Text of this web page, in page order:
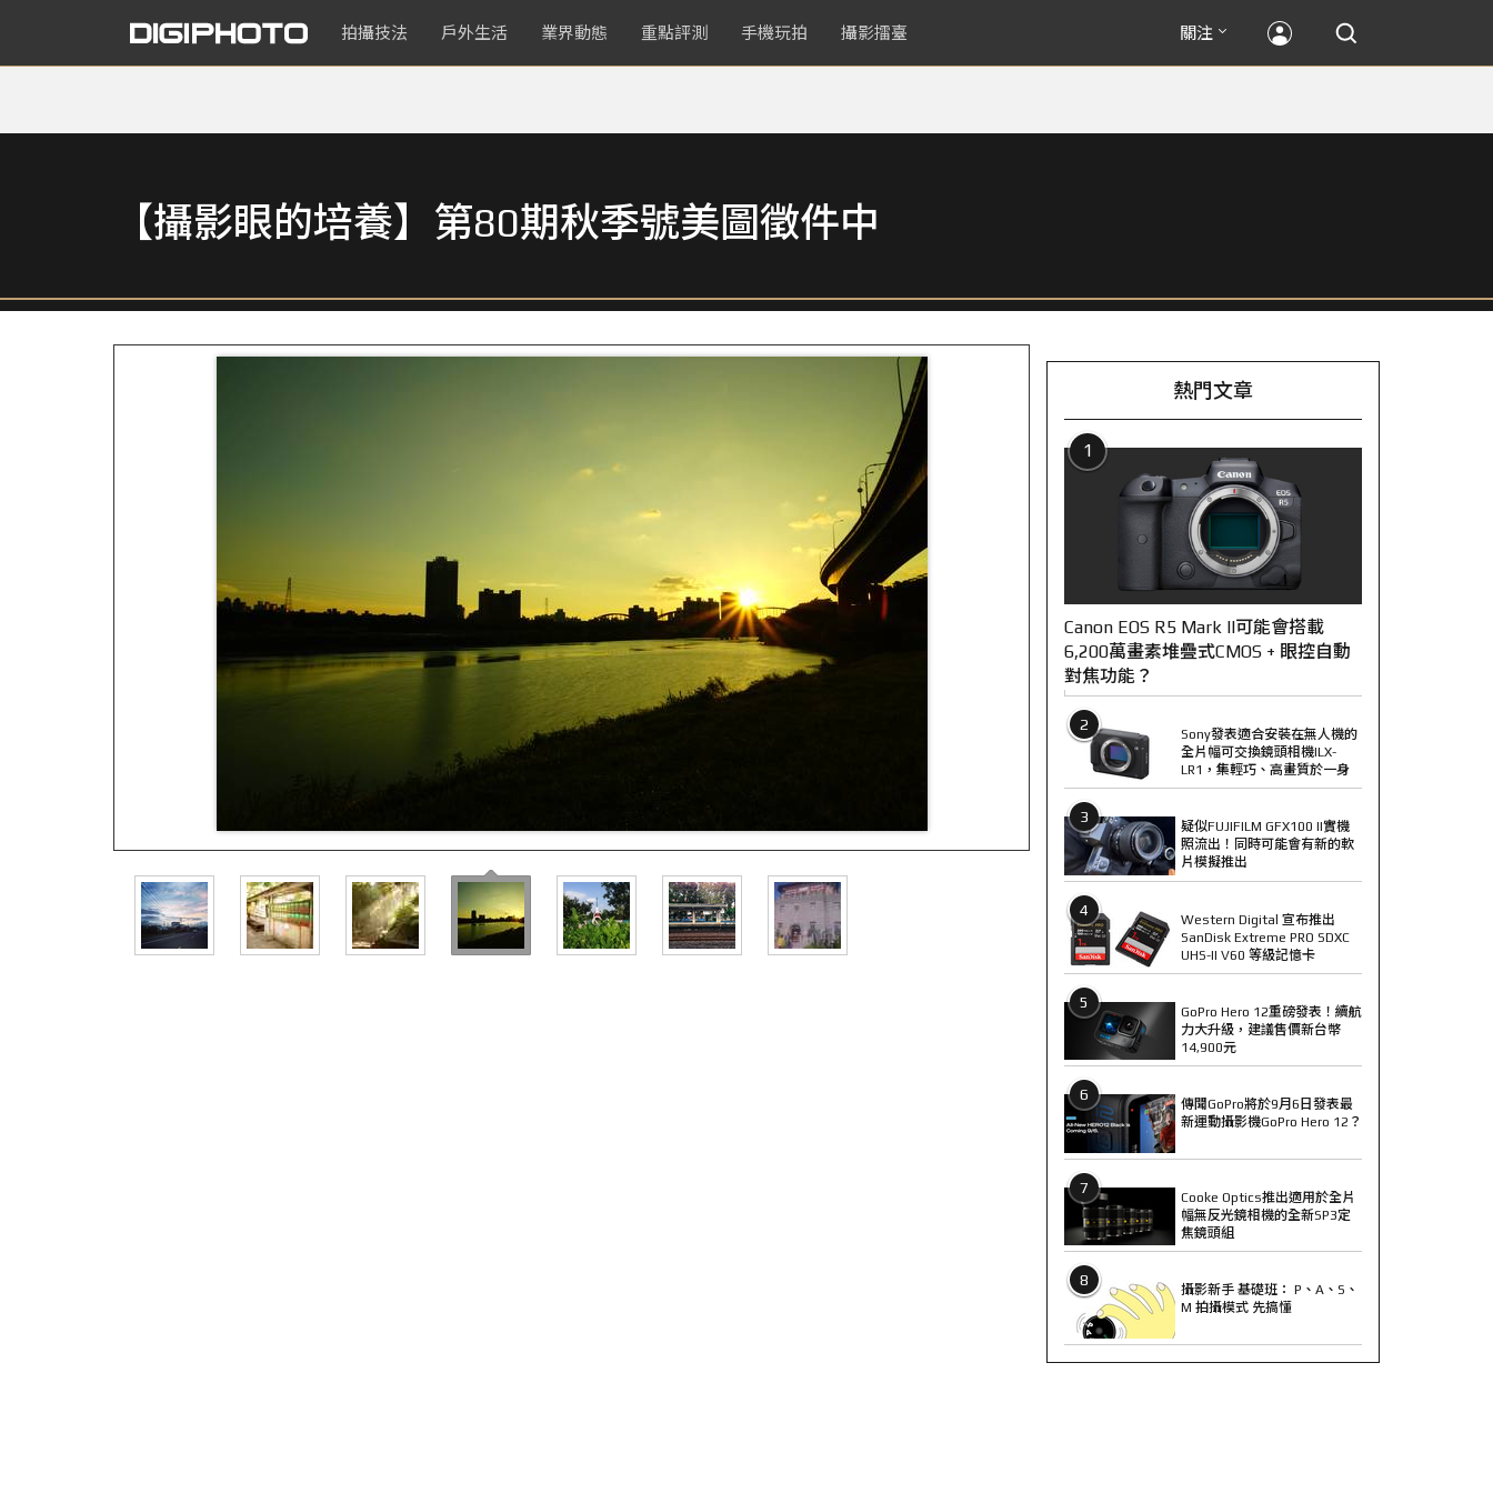
拍攝技法 戶外生活 業界動態 重點評測 手機玩拍 攝影擂臺 關注
【攝影眼的培養】第80期秋季號美圖徵件中
熱門文章
1
Canon EOS R5 Mark II可能會搭載
6,200萬畫素堆疊式CMOS + 眼控自動
對焦功能？
2
Sony發表適合安裝在無人機的
全片幅可交換鏡頭相機ILX-
LR1，集輕巧、高畫質於一身
3
疑似FUJIFILM GFX100 II實機
照流出！同時可能會有新的軟
片模擬推出
4
Western Digital 宣布推出
SanDisk Extreme PRO SDXC
UHS-II V60 等級記憶卡
5
GoPro Hero 12重磅發表！續航
力大升級，建議售價新台幣
14,900元
6
傳聞GoPro將於9月6日發表最
新運動攝影機GoPro Hero 12？
7
Cooke Optics推出適用於全片
幅無反光鏡相機的全新SP3定
焦鏡頭組
8
攝影新手 基礎班： P、A、S、
M 拍攝模式 先搞懂